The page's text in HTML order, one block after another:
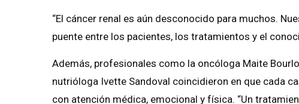
“El cáncer renal es aún desconocido para muchos.
puente entre los pacientes, los tratamientos y el
Además, profesionales como la oncóloga Maite
nutrióloga Ivette Sandoval coincidieron en que cada
con atención médica, emocional y física. “Un